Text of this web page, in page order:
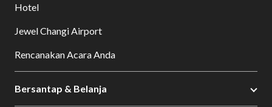
Hotel
Jewel Changi Airport
Rencanakan Acara Anda
Bersantap & Belanja